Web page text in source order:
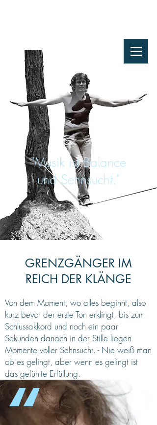
"Musik ist Balance
und Sehnsucht."
GRENZGÄNGER IM
REICH DER KLÄNGE
Von dem Moment, wo alles beginnt, also
kurz bevor der erste Ton erklingt, bis zum
Schlussakkord und noch ein paar
Sekunden danach in der Stille liegen
Momente voller Sehnsucht. - Nie weiß man
ob es gelingt, aber wenn es gelingt ist
das gefühlte Erfüllung.